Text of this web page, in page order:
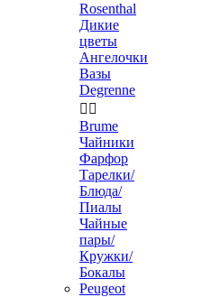
Rosenthal
Дикие
цветы
Ангелочки
Вазы
Degrenne
 
Brume
Чайники
Фарфор
Тарелки/
Блюда/
Пиалы
Чайные
пары/
Кружки/
Бокалы
Peugeot